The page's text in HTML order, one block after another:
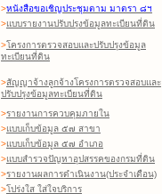
>หนังสือขอเชิญประชุมตาม มาตรา ๘ฯ
>แบบรายงานปรับปรุงข้อมูลทะเบียนที่ดิน
>โครงการตรวจสอบและปรับปรุงข้อมูล
ทะเบียนที่ดิน
>สัญญาจ้างลูกจ้างโครงการตรวจสอบและ
ปรับปรุงข้อมูลทะเบียนที่ดิน
>รายงานการควบคุมภายใน
>แบบเก็บข้อมูล ๕๗ สาขา
>แบบเก็บข้อมูล ๕๗ อำเภอ
>แบบสำรวจปัญหาอุปสรรคของกรมที่ดิน
>รายงานผลการดำเนินงาน(ประจำเดือน)
>โปร่งใส ใส่ใจบริการ